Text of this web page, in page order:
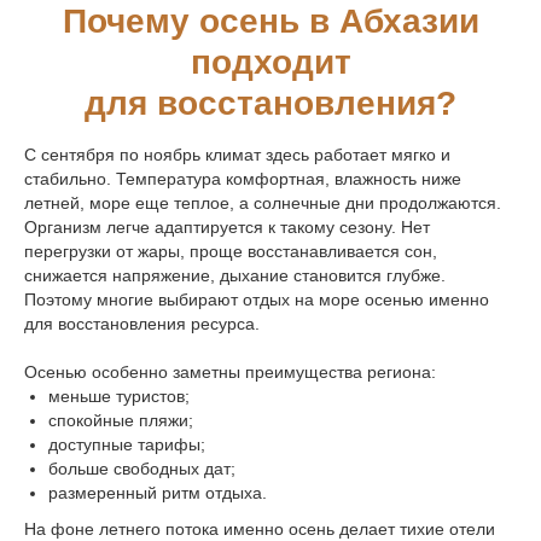
Почему осень в Абхазии
подходит
для восстановления?
С сентября по ноябрь климат здесь работает мягко и
стабильно. Температура комфортная, влажность ниже
летней, море еще теплое, а солнечные дни продолжаются.
Организм легче адаптируется к такому сезону. Нет
перегрузки от жары, проще восстанавливается сон,
снижается напряжение, дыхание становится глубже.
Поэтому многие выбирают отдых на море осенью именно
для восстановления ресурса.
Осенью особенно заметны преимущества региона:
меньше туристов;
спокойные пляжи;
доступные тарифы;
больше свободных дат;
размеренный ритм отдыха.
На фоне летнего потока именно осень делает тихие отели